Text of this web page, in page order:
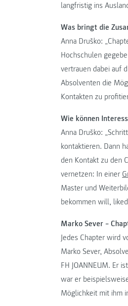
langfristig ins
Was bringt die
Anna Druško:
Hochschulen
vertrauen dabei auf
Absolventen die
Kontakten zu
Wie können
Anna Druško:
kontaktieren. Dann
den Kontakt zu den
vernetzen: In einer
Master und
bekommen will,
Marko Sever –
Jedes Chapter wird
Marko Sever,
FH JOANNEUM. Er
war er
Möglichkeit mit ihm